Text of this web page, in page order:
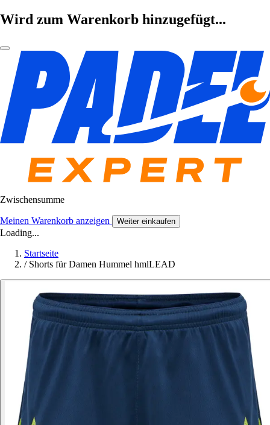
Wird zum Warenkorb hinzugefügt...
Zwischensumme
Meinen Warenkorb anzeigen Weiter einkaufen
Loading...
Startseite
/ Shorts für Damen Hummel hmlLEAD